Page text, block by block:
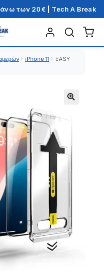
των 20€ | Tech A Break
iPhone 11
EASY